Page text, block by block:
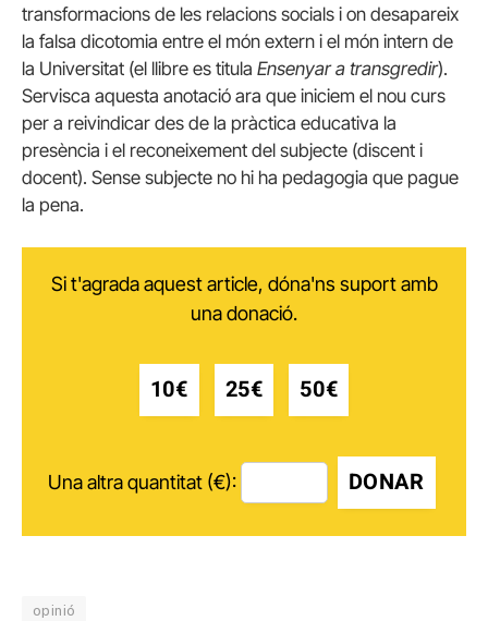
transformacions de les relacions socials i on desapareix
la falsa dicotomia entre el món extern i el món intern de
la Universitat (el llibre es titula Ensenyar a transgredir).
Servisca aquesta anotació ara que iniciem el nou curs
per a reivindicar des de la pràctica educativa la
presència i el reconeixement del subjecte (discent i
docent). Sense subjecte no hi ha pedagogia que pague
la pena.
Si t'agrada aquest article, dóna'ns suport amb
una donació.
10€ 25€ 50€
Una altra quantitat (€): DONAR
opinió